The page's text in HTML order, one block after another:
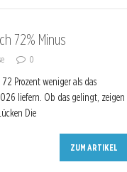
72% Minus
0
Prozent weniger als das
liefern. Ob das gelingt, zeigen
Die
ZUM ARTIKEL